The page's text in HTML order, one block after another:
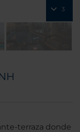
3
terraza donde